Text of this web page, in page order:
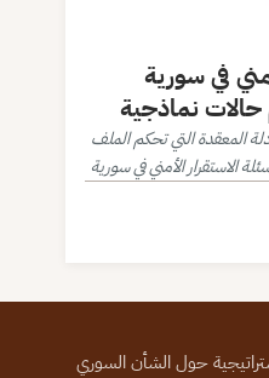
في سورية
حالات نماذجية
المعقدة التي تحكم الملف
الاستقرار الأمني في سورية
من التعافي المبكر والعودة
حول الشأن السوري